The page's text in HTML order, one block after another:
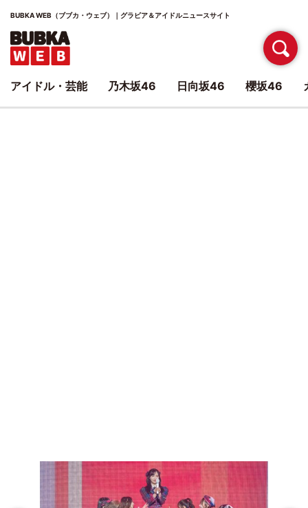
BUBKA WEB（ブブカ・ウェブ）｜グラビア＆アイドルニュースサイト
アイドル・芸能 乃木坂46 日向坂46 櫻坂46